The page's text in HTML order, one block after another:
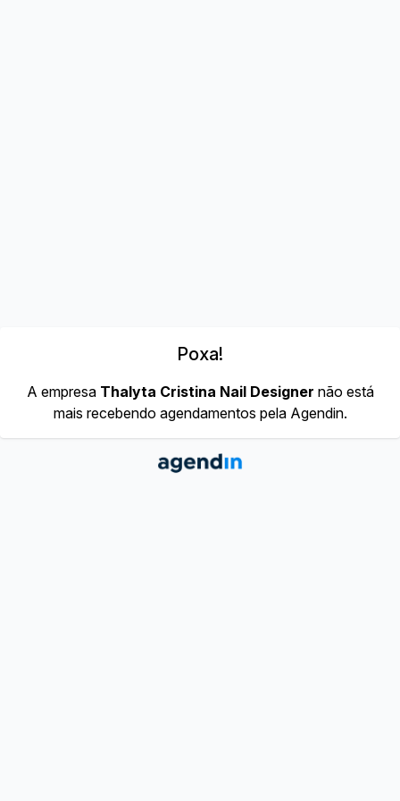
Poxa!
A empresa Thalyta Cristina Nail Designer não está
mais recebendo agendamentos pela Agendin.